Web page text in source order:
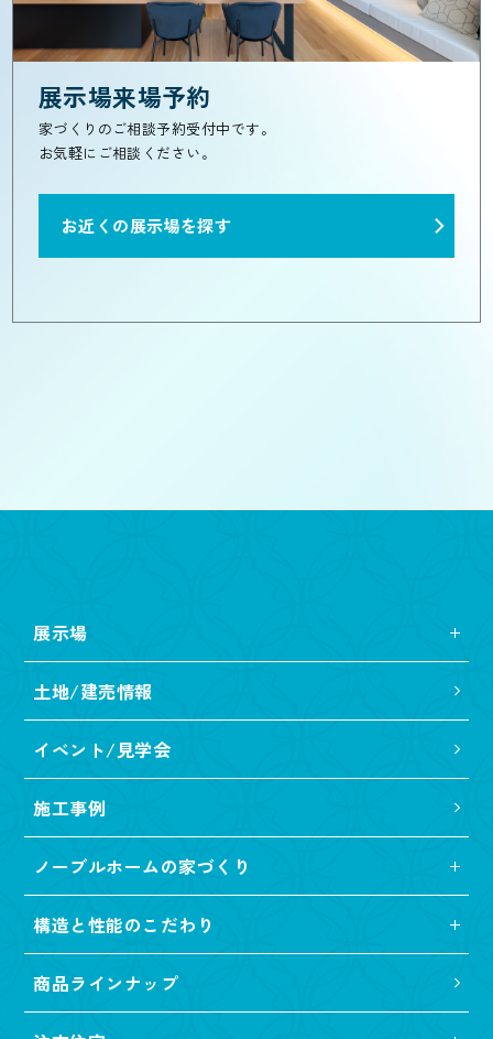
展示場来場予約
家づくりのご相談予約受付中です。
お気軽にご相談ください。
お近くの展示場を探す
展示場
土地/建売情報
イベント/見学会
施工事例
ノーブルホームの家づくり
構造と性能のこだわり
商品ラインナップ